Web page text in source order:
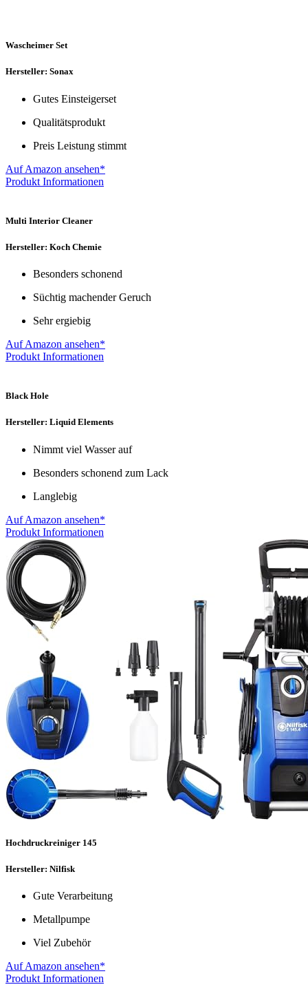
Wascheimer Set
Hersteller: Sonax
Gutes Einsteigerset
Qualitätsprodukt
Preis Leistung stimmt
Auf Amazon ansehen*
Produkt Informationen
Multi Interior Cleaner
Hersteller: Koch Chemie
Besonders schonend
Süchtig machender Geruch
Sehr ergiebig
Auf Amazon ansehen*
Produkt Informationen
Black Hole
Hersteller: Liquid Elements
Nimmt viel Wasser auf
Besonders schonend zum Lack
Langlebig
Auf Amazon ansehen*
Produkt Informationen
Hochdruckreiniger 145
Hersteller: Nilfisk
Gute Verarbeitung
Metallpumpe
Viel Zubehör
Auf Amazon ansehen*
Produkt Informationen